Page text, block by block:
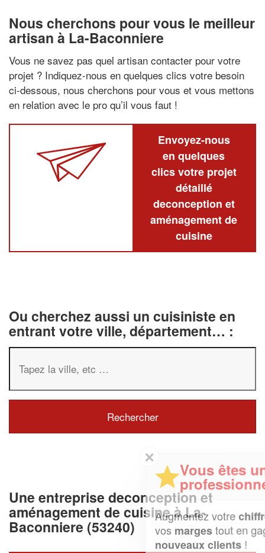
Nous cherchons pour vous le meilleur
artisan à La-Baconniere
Vous ne savez pas quel artisan contacter pour votre
projet ? Indiquez-nous en quelques clics votre besoin
ci-dessous, nous cherchons pour vous et vous mettons
en relation avec le pro qu’il vous faut !
Envoyez-nous
en quelques
clics votre projet
détaillé
deconception et
aménagement de
cuisine
Ou cherchez aussi un cuisiniste en
entrant votre ville, département… :
Une entreprise deconception et
aménagement de cuisine à La-
Baconniere (53240)
Vous êtes un
professionnel ?
Augmentez votrechiffre d'affaireset
vosmargestout en gagnant de
nouveaux clients!